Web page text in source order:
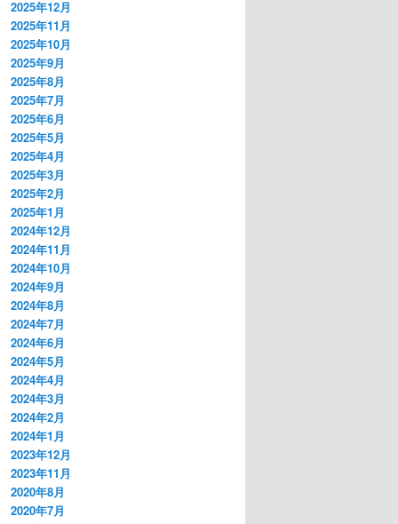
2025年12月
2025年11月
2025年10月
2025年9月
2025年8月
2025年7月
2025年6月
2025年5月
2025年4月
2025年3月
2025年2月
2025年1月
2024年12月
2024年11月
2024年10月
2024年9月
2024年8月
2024年7月
2024年6月
2024年5月
2024年4月
2024年3月
2024年2月
2024年1月
2023年12月
2023年11月
2020年8月
2020年7月